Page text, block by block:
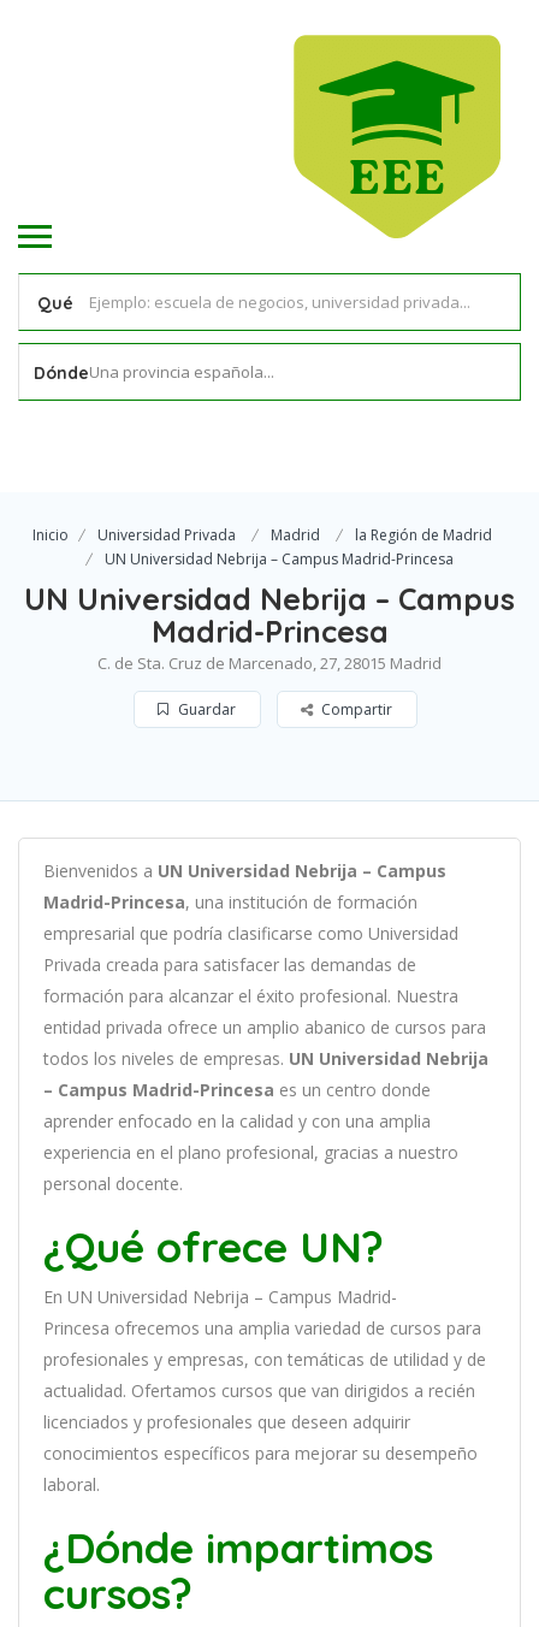
Qué
DóndeUna provincia española...
Inicio Universidad Privada Madrid
la Región de Madrid
UN Universidad Nebrija – Campus Madrid-Princesa
UN Universidad Nebrija – Campus
Madrid-Princesa
C. de Sta. Cruz de Marcenado, 27, 28015 Madrid
Guardar Compartir
Bienvenidos a UN Universidad Nebrija – Campus
Madrid-Princesa, una institución de formación
empresarial que podría clasificarse como Universidad
Privada creada para satisfacer las demandas de
formación para alcanzar el éxito profesional. Nuestra
entidad privada ofrece un amplio abanico de cursos para
todos los niveles de empresas. UN Universidad Nebrija
– Campus Madrid-Princesa es un centro donde
aprender enfocado en la calidad y con una amplia
experiencia en el plano profesional, gracias a nuestro
personal docente.
¿Qué ofrece UN?
En UN Universidad Nebrija – Campus Madrid-
Princesa ofrecemos una amplia variedad de cursos para
profesionales y empresas, con temáticas de utilidad y de
actualidad. Ofertamos cursos que van dirigidos a recién
licenciados y profesionales que deseen adquirir
conocimientos específicos para mejorar su desempeño
laboral.
¿Dónde impartimos
cursos?